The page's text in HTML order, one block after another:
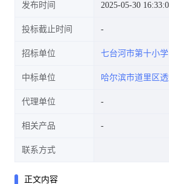
发布时间 2025-05-30
投标截止时间
招标单位 七台河市第十小学
中标单位 哈尔滨市道里区
代理单位
相关产品
联系方式
正文内容